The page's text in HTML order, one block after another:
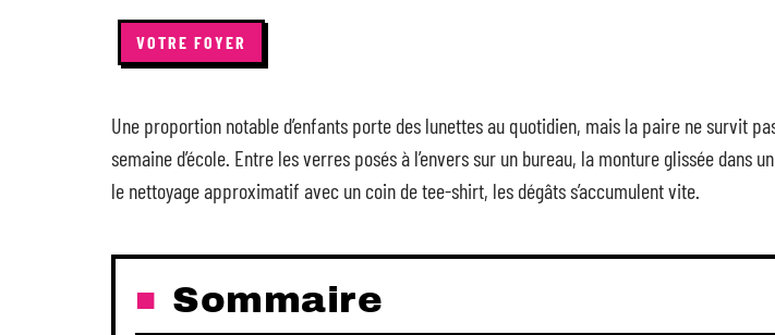
VOTRE FOYER
Une proportion notable d’enfants porte des lunettes au quotidien, mais la paire ne survit
semaine d’école. Entre les verres posés à l’envers sur un bureau, la monture glissée dans
le nettoyage approximatif avec un coin de tee-shirt, les dégâts s’accumulent vite.
Sommaire